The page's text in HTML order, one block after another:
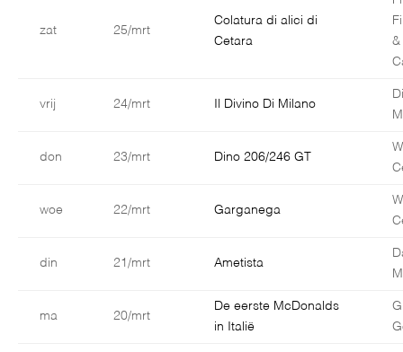
zat 25/mrt
Colatura di alici di
Cetara
&
vrij 24/mrt Il Divino Di Milano
don 23/mrt Dino 206/246 GT
woe 22/mrt Garganega
din 21/mrt Ametista
ma 20/mrt
De eerste McDonalds
in Italië